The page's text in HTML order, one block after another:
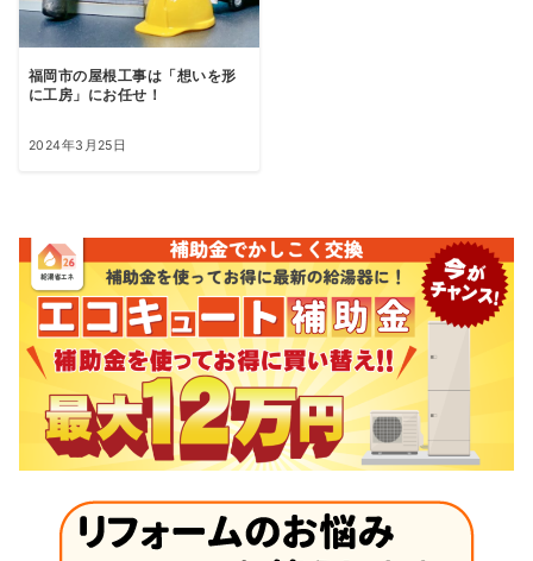
福岡市の屋根工事は「想いを形
に工房」にお任せ！
2024年3月25日